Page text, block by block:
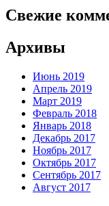
Свежие
Архивы
Июнь 2019
Апрель 2019
Март 2019
Февраль 2018
Январь 2018
Декабрь 2017
Ноябрь 2017
Октябрь 2017
Сентябрь 2017
Август 2017